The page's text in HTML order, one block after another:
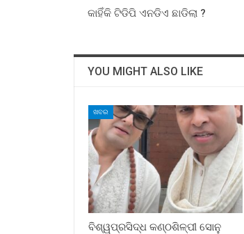
କାହିଁକି ଟିଡିପି ଏନଡିଏ ଛାଡିଲା ?
YOU MIGHT ALSO LIKE
ଖବର
ବିଶ୍ୱପ୍ରସିଦ୍ଧ କଣ୍ଠଶିଳ୍ପୀ ସୋନୁ